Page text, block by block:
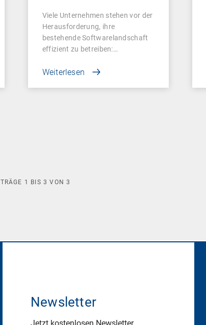
Viele Unternehmen stehen vor der
Herausforderung, ihre
bestehende Softwarelandschaft
effizient zu betreiben:…
Weiterlesen
1 BIS3 VON3
Newsletter